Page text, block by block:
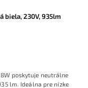
biela, 230V, 935lm
8W poskytuje neutrálne
lm. Ideálna pre nízke